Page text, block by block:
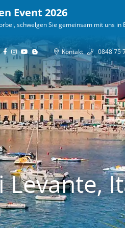
Event 2026
schwelgen Sie gemeinsam mit uns
Kontakt 0848 75
Levante,
WORK & TRAVEL
50PLUS
Italienisch
Schweiz
Italien
Portugiesisch
Portugal
Brasilien
Deutsch